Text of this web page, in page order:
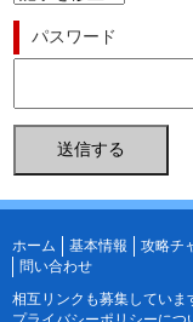
パスワード
ホーム 基本情報 攻略チ
問い合わせ
相互リンクも募集していま